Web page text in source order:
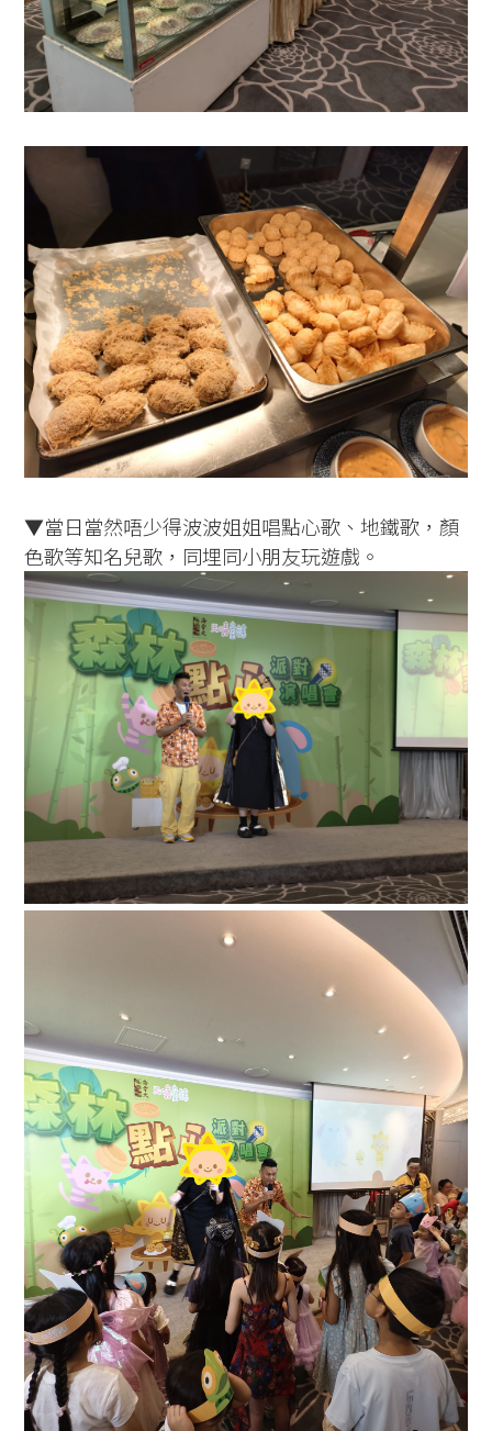
▼當日當然唔少得波波姐姐唱點心歌、地鐵歌，顏
色歌等知名兒歌，同埋同小朋友玩遊戲。